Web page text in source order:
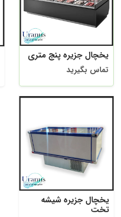
یخچال جزیره پنج متری
تماس بگیرید
یخچال جزیره شیشه
تخت